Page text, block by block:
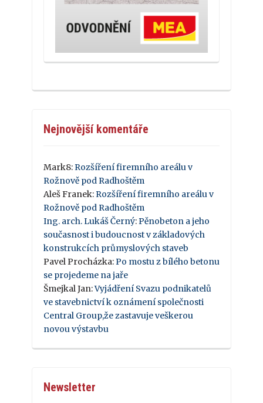
Nejnovější komentáře
Mark8:Rozšíření firemního areálu v
Rožnově pod Radhoštěm
Aleš Franek:Rozšíření firemního areálu v
Rožnově pod Radhoštěm
Ing. arch. Lukáš Černý:Pěnobeton a jeho
současnost i budoucnost v základových
konstrukcích průmyslových staveb
Pavel Procházka:Po mostu z bílého betonu
se projedeme na jaře
Šmejkal Jan:Vyjádření Svazu podnikatelů
ve stavebnictví k oznámení společnosti
Central Group,že zastavuje veškerou
novou výstavbu
Newsletter